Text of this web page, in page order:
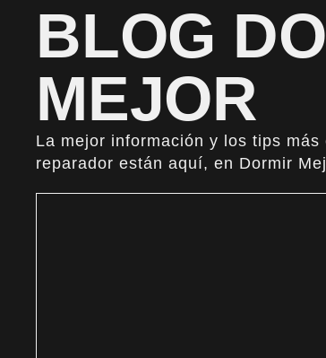
BLOG
MEJOR
La mejor información y los tips
reparador están aquí, en Dormir